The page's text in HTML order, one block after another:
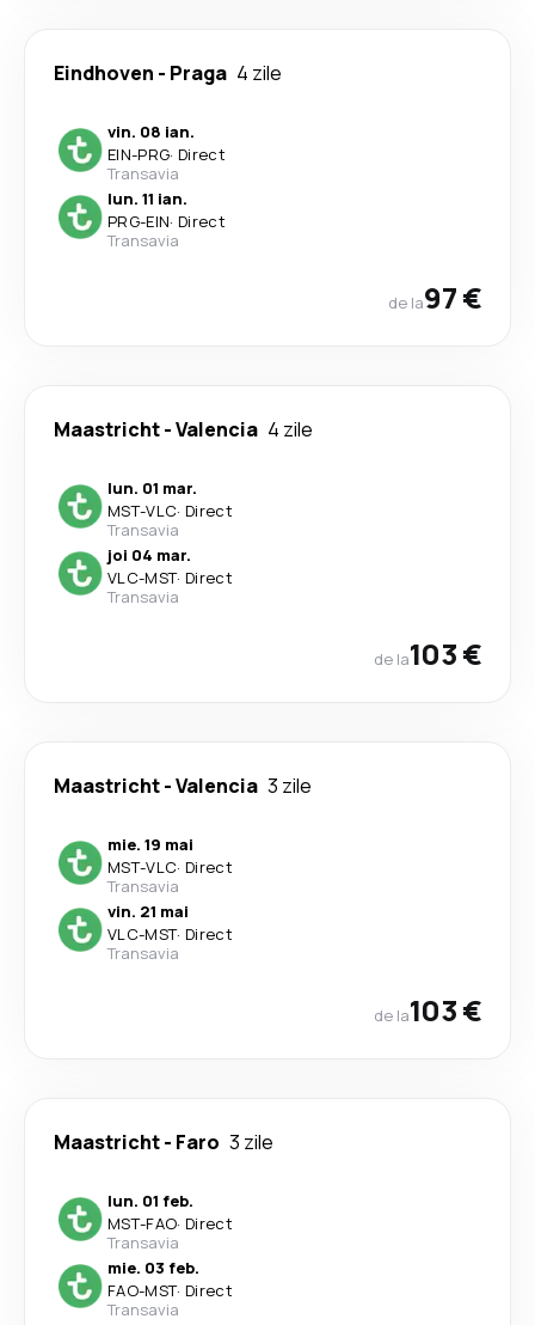
Eindhoven - Praga 4 zile
vin. 08 ian.
EIN-PRG· Direct
Transavia
lun. 11 ian.
PRG-EIN· Direct
Transavia
de la97 €
Maastricht-Valencia 4 zile
lun. 01 mar.
MST-VLC· Direct
Transavia
joi 04 mar.
VLC-MST· Direct
Transavia
de la103 €
Maastricht-Valencia 3 zile
mie. 19 mai
MST-VLC· Direct
Transavia
vin. 21 mai
VLC-MST· Direct
Transavia
de la103 €
Maastricht- Faro 3 zile
lun. 01 feb.
MST-FAO· Direct
Transavia
mie. 03 feb.
FAO-MST· Direct
Transavia